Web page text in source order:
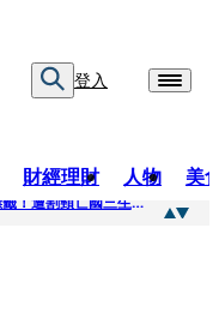
登入
財經理財 人物 美
「他終於能光明正大存在了...」撕匿名標籤！遭割頸亡國三生「楊承勳」真名解禁 乾妹法庭抗辯引眾怒